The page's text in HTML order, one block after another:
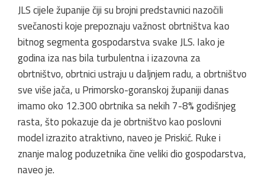
JLS cijele županije čiji su brojni predstavnici nazočili
svečanosti koje prepoznaju važnost obrtništva kao
bitnog segmenta gospodarstva svake JLS. Iako je
godina iza nas bila turbulentna i izazovna za
obrtništvo, obrtnici ustraju u daljnjem radu, a obrtništvo
sve više jača, u Primorsko-goranskoj županiji danas
imamo oko 12.300 obrtnika sa nekih 7-8% godišnjeg
rasta, što pokazuje da je obrtništvo kao poslovni
model izrazito atraktivno, naveo je Priskić. Ruke i
znanje malog poduzetnika čine veliki dio gospodarstva,
naveo je.